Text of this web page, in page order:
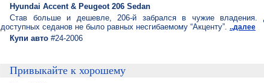
Hyundai Accent & Peugeot 206 Sedan
Став больше и дешевле, 206-й забрался в чужие владения.
доступных седанов не было равных несгибаемому “Акценту”. ..далее
Купи авто #24-2006
Привыкайте к хорошему